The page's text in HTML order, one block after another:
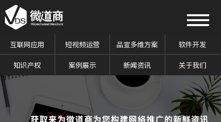
互联网应用 短视频运营 品宣多维方案 软件开发
知识产权 案例展示 新闻资讯 关于我们